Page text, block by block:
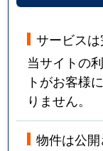
サービス
当サイトの
トがお客様
りません。
物件は公